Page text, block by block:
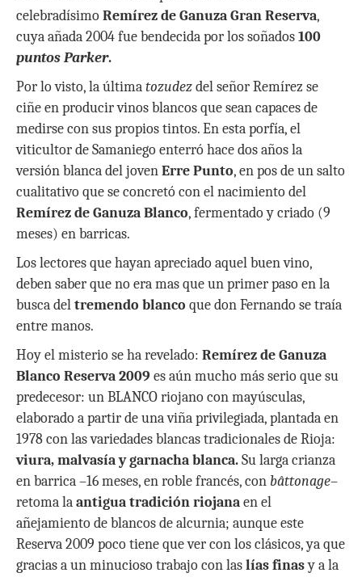
celebradísimoRemírez de Ganuza Gran Reserva,
cuya añada 2004 fue bendecida por los soñados100
puntos Parker.
Por lo visto, la últimatozudezdel señor Remírez se
ciñe en producir vinos blancos que sean capaces de
medirse con sus propios tintos. En esta porfía, el
viticultor de Samaniego enterró hace dos años la
versión blanca del jovenErre Punto, en pos de un salto
cualitativo que se concretó con el nacimiento del
Remírez de Ganuza Blanco, fermentado y criado (9
meses) en barricas.
Los lectores que hayan apreciado aquel buen vino,
deben saber que no era mas que un primer paso en la
busca deltremendo blanco que don Fernando se traía
entre manos.
Hoy el misterio se ha revelado: Remírez de Ganuza
Blanco Reserva 2009es aún mucho más serio que su
predecesor: un BLANCO riojano con mayúsculas,
elaborado a partir de una viña privilegiada, plantada en
1978 con las variedades blancas tradicionales de Rioja:
viura, malvasía y garnacha blanca.Su larga crianza
en barrica –16 meses, en roble francés, con bâttonage–
retoma laantigua tradición riojanaen el
añejamiento de blancos de alcurnia; aunque este
Reserva 2009 poco tiene que ver con los clásicos, ya que
gracias a un minucioso trabajo con laslías finasy a la